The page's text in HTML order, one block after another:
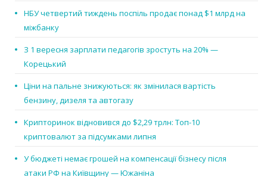
НБУ четвертий тиждень поспіль продає понад $1 млрд на
міжбанку
З 1 вересня зарплати педагогів зростуть на 20% —
Корецький
Ціни на пальне знижуються: як змінилася вартість
бензину, дизеля та автогазу
Крипторинок відновився до $2,29 трлн: Топ-10
криптовалют за підсумками липня
У бюджеті немає грошей на компенсації бізнесу після
атаки РФ на Київщину — Южаніна